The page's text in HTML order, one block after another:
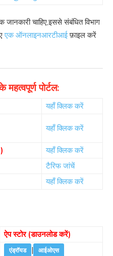
चाहिए,इससे संबंधित विभाग
एक ऑनलाइनआरटीआईफ़ाइल करें
पोर्टल:
यहाँ क्लिक करें
यहाँ क्लिक करें
यहाँ क्लिक करें
टैरिफ जांचें
यहाँ क्लिक करें
ऐप स्टोर (डाउनलोड करें)
एंड्रॉयड | आईओएस